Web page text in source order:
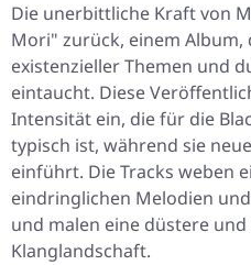
Die unerbittliche Kraft von
Mori" zurück, einem Album,
existenzieller Themen und
eintaucht. Diese
Intensität ein, die für die
typisch ist, während sie
einführt. Die Tracks weben
eindringlichen Melodien
und malen eine düstere
Klanglandschaft.